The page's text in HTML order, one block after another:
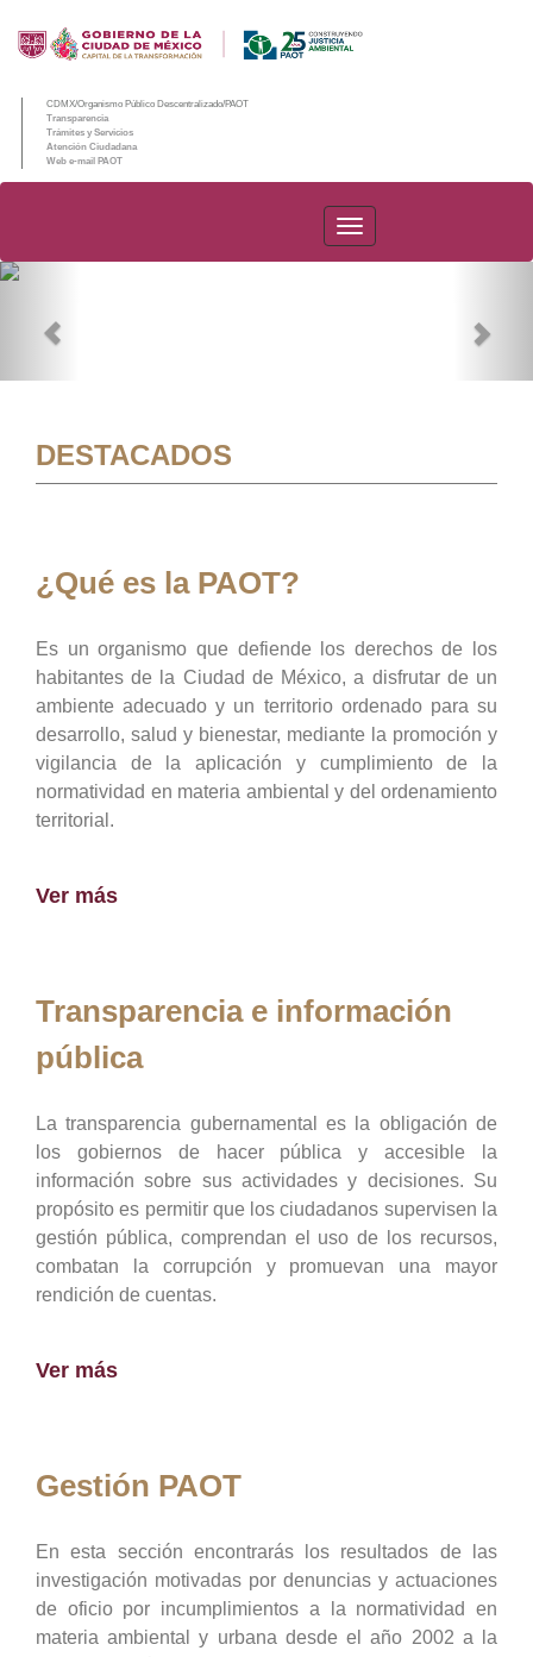
CDMX/Organismo Público Descentralizado/PAOT
Transparencia
Trámites y Servicios
Atención Ciudadana
Web e-mail PAOT
PAOT
DESTACADOS
¿Qué es la PAOT?
Es un organismo que defiende los derechos de los
habitantes de la Ciudad de México, a disfrutar de un
ambiente adecuado y un territorio ordenado para su
desarrollo, salud y bienestar, mediante la promoción y
vigilancia de la aplicación y cumplimiento de la
normatividad en materia ambiental y del ordenamiento
territorial.
Ver más
Transparencia e información
pública
La transparencia gubernamental es la obligación de
los gobiernos de hacer pública y accesible la
información sobre sus actividades y decisiones. Su
propósito es permitir que los ciudadanos supervisen la
gestión pública, comprendan el uso de los recursos,
combatan la corrupción y promuevan una mayor
rendición de cuentas.
Ver más
Gestión PAOT
En esta sección encontrarás los resultados de las
investigación motivadas por denuncias y actuaciones
de oficio por incumplimientos a la normatividad en
materia ambiental y urbana desde el año 2002 a la